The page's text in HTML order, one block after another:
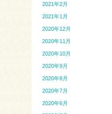
2021年2月
2021年1月
2020年12月
2020年11月
2020年10月
2020年9月
2020年8月
2020年7月
2020年6月